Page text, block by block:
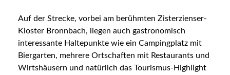
Auf der Strecke, vorbei am berühmten Zisterzienser-
Kloster Bronnbach, liegen auch gastronomisch
interessante Haltepunkte wie ein Campingplatz mit
Biergarten, mehrere Ortschaften mit Restaurants und
Wirtshäusern und natürlich das Tourismus-Highlight